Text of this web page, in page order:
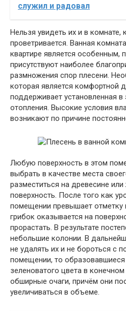
служил и радовал
Нельзя увидеть их и в комнате,
проветривается. Ванная
квартире является особенным,
присутствуют наиболее
размножения спор плесени.
которая является комфортной
поддерживает установленная
отопления. Высокие условия
возникают по причине
Любую поверхность в этом
выбрать в качестве места
разместиться на древесине
поверхность. После того как
помещении превышает отметку
грибок оказывается на
прорастать. В результате
небольшие колонии. В
не удалять их и не бороться с
помещении, то
зеленоватого цвета в конечном
обширные очаги, причём они
увеличиваться в объеме.